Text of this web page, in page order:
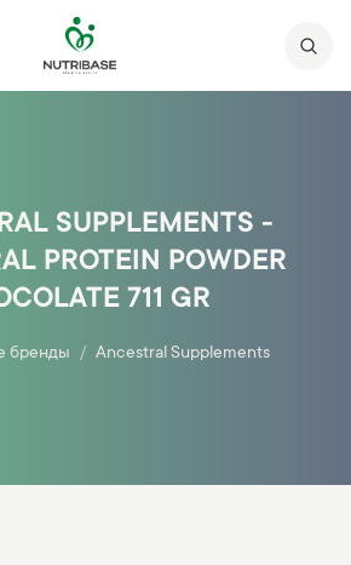
SUPPLEMENTS -
PROTEIN POWDER
711 GR
бренды Ancestral Supplements